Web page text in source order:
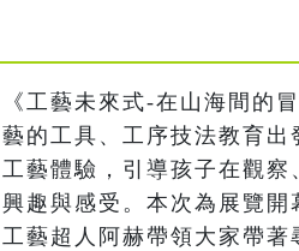
《工藝未來式-在山海間的
藝的工具、工序技法教育
工藝體驗，引導孩子在觀
興趣與感受。本次為展覽
工藝超人阿赫帶領大家帶著